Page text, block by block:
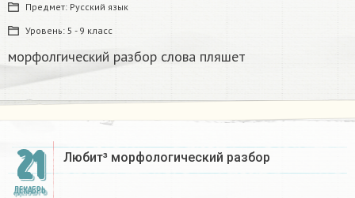
Предмет: Русский язык
Уровень: 5 - 9 класс
морфолгический разбор слова пляшет​
21
ДЕКАБРЬ
Любит³ морфологический разбор​